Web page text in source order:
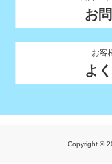
お
お客
よ
Copyright ©